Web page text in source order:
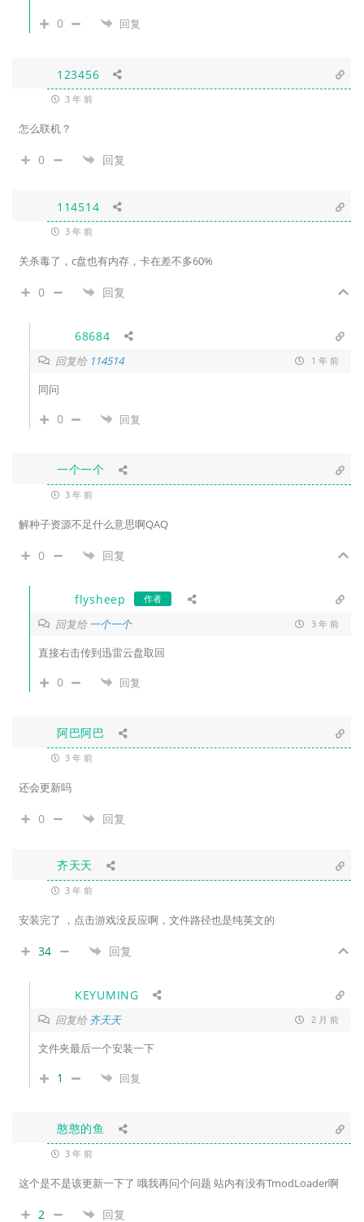
0 回复
123456
3 年 前
怎么联机？
0 回复
114514
3 年 前
关杀毒了，c盘也有内存，卡在差不多60%
0 回复
68684
回复给 114514 1 年 前
同问
0 回复
一个一个
3 年 前
解种子资源不足什么意思啊QAQ
0 回复
flysheep 作者
回复给 一个一个 3 年 前
直接右击传到迅雷云盘取回
0 回复
阿巴阿巴
3 年 前
还会更新吗
0 回复
齐天天
3 年 前
安装完了 ，点击游戏没反应啊，文件路径也是纯英文的
34 回复
KEYUMING
回复给 齐天天 2 月 前
文件夹最后一个安装一下
1 回复
憨憨的鱼
3 年 前
这个是不是该更新一下了 哦我再问个问题 站内有没有TmodLoader啊
2 回复